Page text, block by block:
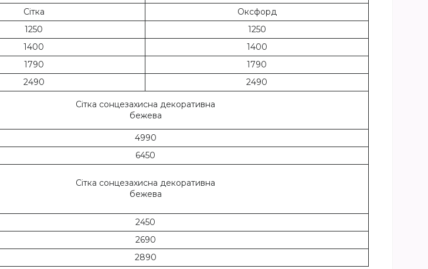
Сітка
Оксфорд
1250
1250
1400
1400
1790
1790
2490 2490
Сітка сонцезахисна декоративна
бежева
4990
6450
Сітка сонцезахисна декоративна
бежева
2450
2690
2890